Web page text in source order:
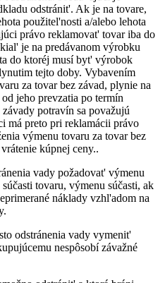
odstránit'. Ak je na tovare,
použitel'nosti a/alebo lehota
právo reklamovat' tovar iba do
je na predávanom výrobku
do ktoréj musí byt' výrobok
tejto doby. Vybavením
za tovar bez závad, plynie na
jeho prevzatia po termín
potravín sa považujú
má preto pri reklamácii právo
výmenu tovaru za tovar bez
kúpnej ceny..
vady požadovat' výmenu
tovaru, výmenu súčasti, ak
náklady vzhl'adom na
odstránenia vady vymenit'
nespôsobí závažné